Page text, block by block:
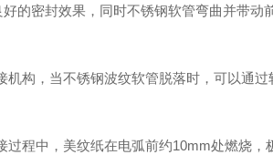
的密封效果，同时不锈钢软管弯曲并带动
机构，当不锈钢波纹软管脱落时，可以通过
过程中，美纹纸在电弧前约10mm处燃烧，